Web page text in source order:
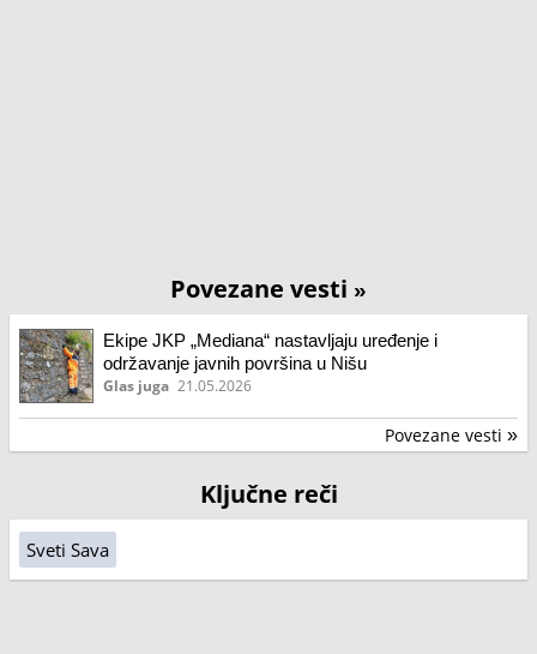
Povezane vesti »
Ekipe JKP „Mediana“ nastavljaju uređenje i
održavanje javnih površina u Nišu
Glas juga 21.05.2026
Povezane vesti »
Ključne reči
Sveti Sava